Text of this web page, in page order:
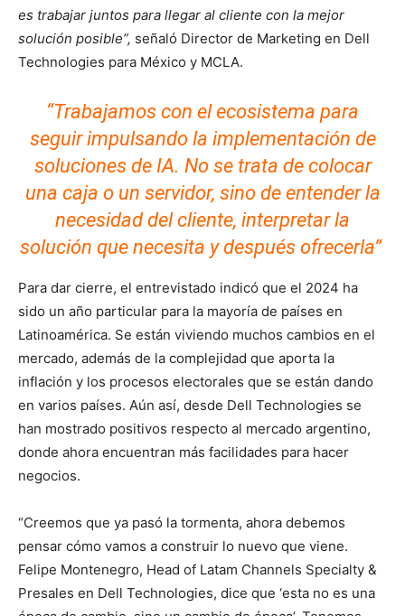
es trabajar juntos para llegar al cliente con la mejor
solución posible”, señaló Director de Marketing en Dell
Technologies para México y MCLA.
“Trabajamos con el ecosistema para
seguir impulsando la implementación de
soluciones de IA. No se trata de colocar
una caja o un servidor, sino de entender la
necesidad del cliente, interpretar la
solución que necesita y después ofrecerla”
Para dar cierre, el entrevistado indicó que el 2024 ha
sido un año particular para la mayoría de países en
Latinoamérica. Se están viviendo muchos cambios en el
mercado, además de la complejidad que aporta la
inflación y los procesos electorales que se están dando
en varios países. Aún así, desde Dell Technologies se
han mostrado positivos respecto al mercado argentino,
donde ahora encuentran más facilidades para hacer
negocios.
“Creemos que ya pasó la tormenta, ahora debemos
pensar cómo vamos a construir lo nuevo que viene.
Felipe Montenegro, Head of Latam Channels Specialty &
Presales en Dell Technologies, dice que ‘esta no es una